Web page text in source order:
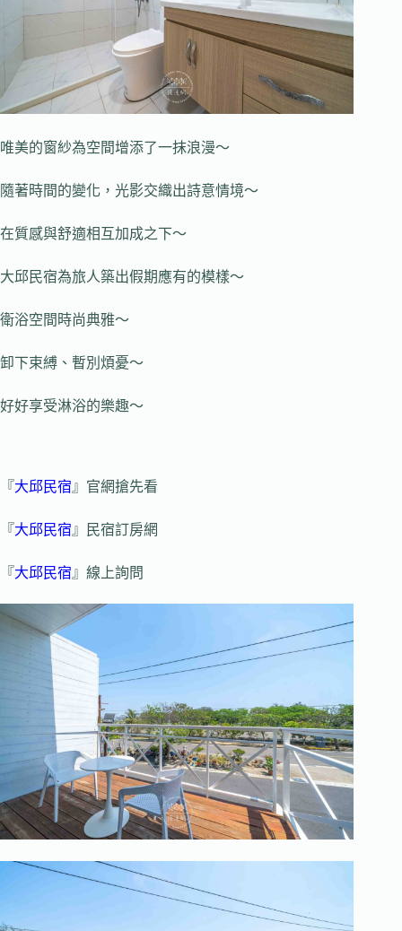
唯美的窗紗為空間增添了一抹浪漫～
隨著時間的變化，光影交織出詩意情境～
在質感與舒適相互加成之下～
大邱民宿為旅人築出假期應有的模樣～
衛浴空間時尚典雅～
卸下束縛、暫別煩憂～
好好享受淋浴的樂趣～
『大邱民宿 』官網搶先看
『大邱民宿 』民宿訂房網
『大邱民宿 』線上詢問